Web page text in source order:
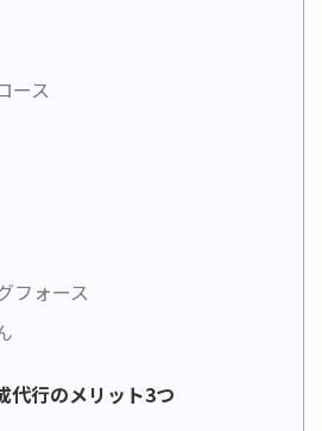
ース
フォース
代行のメリット3つ